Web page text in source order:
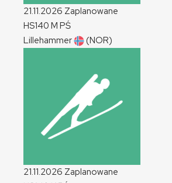
21.11.2026 Zaplanowane
HS140 M PŚ
Lillehammer
(NOR)
21.11.2026 Zaplanowane